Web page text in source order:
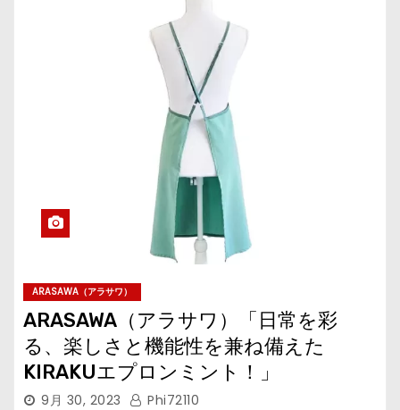
ARASAWA（アラサワ）
ARASAWA（アラサワ）「日常を彩
る、楽しさと機能性を兼ね備えた
KIRAKUエプロンミント！」
9月 30, 2023 Phi72110